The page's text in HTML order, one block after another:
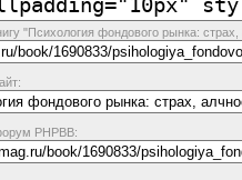
"Психология фондового рынка: страх,
PHPBB: